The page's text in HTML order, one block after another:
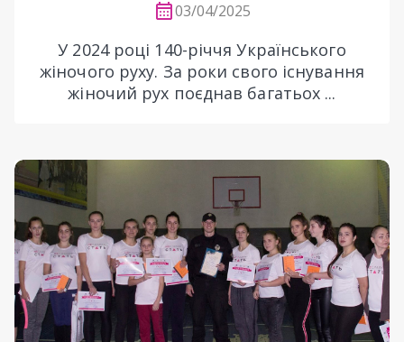
03/04/2025
У 2024 році 140-річчя Українського
жіночого руху. За роки свого існування
жіночий рух поєднав багатьох ...